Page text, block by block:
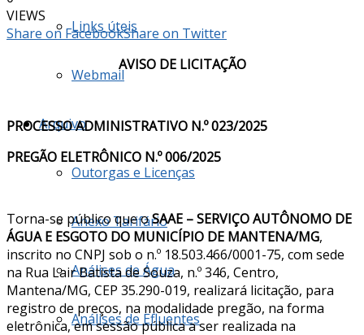
Links úteis
Webmail
Arquivo
Outorgas e Licenças
Anexo Tarifário
Análises de Água
Análises de Efluentes
VIEWS
Share on FacebookShare on Twitter
AVISO DE LICITAÇÃO
PROCESSO ADMINISTRATIVO N.º 023/2025
PREGÃO ELETRÔNICO N.º 006/2025
Torna-se público que oSAAE – SERVIÇO AUTÔNOMO DE
ÁGUA E ESGOTO DO MUNICÍPIO DE MANTENA/MG,
inscrito no CNPJ sob o n.º 18.503.466/0001-75, com sede
na Rua Lair Batista de Souza, n.º 346, Centro,
Mantena/MG, CEP 35.290-019, realizará licitação, para
registro de preços, na modalidade pregão, na forma
eletrônica, em sessão pública a ser realizada na